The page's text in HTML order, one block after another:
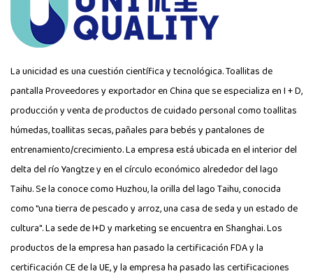
La unicidad es una cuestión científica y tecnológica.Toallitas de
pantalla Proveedoresy exportador en China que se especializa en I + D,
producción y venta de productos de cuidado personal como toallitas
húmedas, toallitas secas, pañales para bebés y pantalones de
entrenamiento/crecimiento. La empresa está ubicada en el interior del
delta del río Yangtze y en el círculo económico alrededor del lago
Taihu. Se la conoce como Huzhou, la orilla del lago Taihu, conocida
como "una tierra de pescado y arroz, una casa de seda y un estado de
cultura". La sede de I+D y marketing se encuentra en Shanghai. Los
productos de la empresa han pasado la certificación FDA y la
certificación CE de la UE, y la empresa ha pasado las certificaciones